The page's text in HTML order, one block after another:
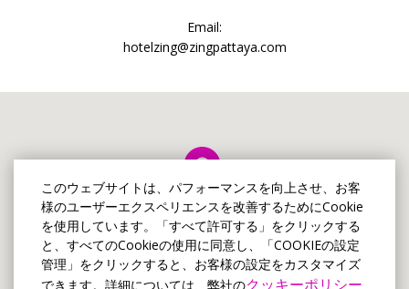
このウェブサイトは、パフォーマンスを向上させ、お客
様のユーザーエクスペリエンスを改善するためにCookie
を使用しています。「すべて許可する」をクリックする
と、すべてのCookieの使用に同意し、「COOKIEの設定
管理」をクリックすると、お客様の設定をカスタマイズ
できます。詳細については、弊社のクッキーポリシー
Email:
hotelzing@zingpattaya.com